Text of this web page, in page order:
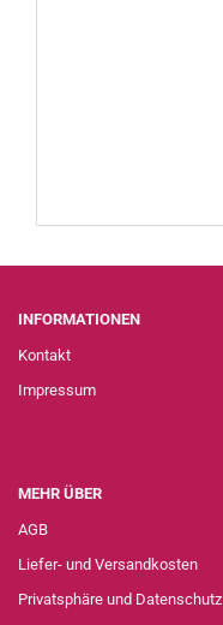
INFORMATIONEN
Kontakt
Impressum
MEHR ÜBER
AGB
Liefer- und Versandkosten
Privatsphäre und Datenschutz